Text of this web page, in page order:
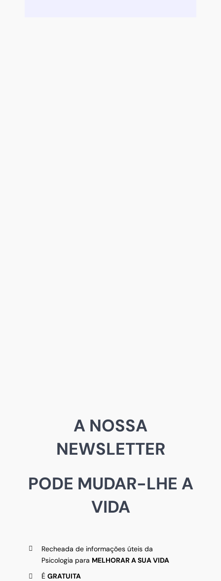
A NOSSA
NEWSLETTER
PODE MUDAR-LHE A
VIDA
Recheada de informações úteis da
Psicologia para MELHORAR A SUA VIDA
É GRATUITA